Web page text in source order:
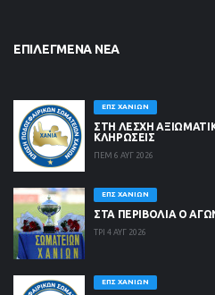
ΕΠΙΛΕΓΜΈΝΑ ΝΈΑ
ΕΠΣ ΧΑΝΊΩΝ
ΣΤΗ ΛΈΣΧΗ
ΚΛΗΡΏΣΕΙΣ
ΠΕΜ 6 ΑΥΓ 2026
ΕΠΣ ΧΑΝΊΩΝ
ΣΤΑ ΠΕΡΙΒΟΛΙΑ Ο
ΤΡΙ 4 ΑΥΓ 2026
ΕΠΣ ΧΑΝΊΩΝ